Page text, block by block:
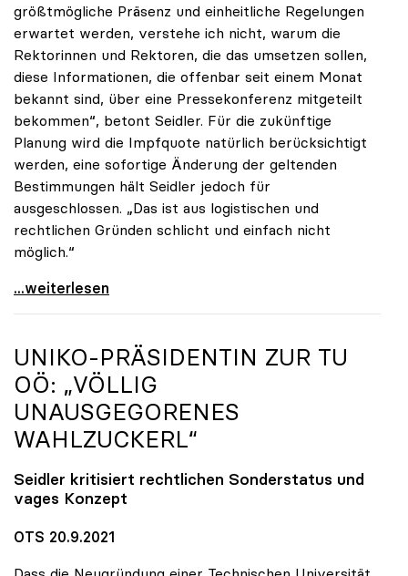
größtmögliche Präsenz und einheitliche Regelungen
erwartet werden, verstehe ich nicht, warum die
Rektorinnen und Rektoren, die das umsetzen sollen,
diese Informationen, die offenbar seit einem Monat
bekannt sind, über eine Pressekonferenz mitgeteilt
bekommen“, betont Seidler. Für die zukünftige
Planung wird die Impfquote natürlich berücksichtigt
werden, eine sofortige Änderung der geltenden
Bestimmungen hält Seidler jedoch für
ausgeschlossen. „Das ist aus logistischen und
rechtlichen Gründen schlicht und einfach nicht
möglich.“
Seidler erfreut über hohe Impfquote, aber
...weiterlesen
UNIKO-PRÄSIDENTIN ZUR TU
OÖ: „VÖLLIG
UNAUSGEGORENES
WAHLZUCKERL“
Seidler kritisiert rechtlichen Sonderstatus und
vages Konzept
OTS 20.9.2021